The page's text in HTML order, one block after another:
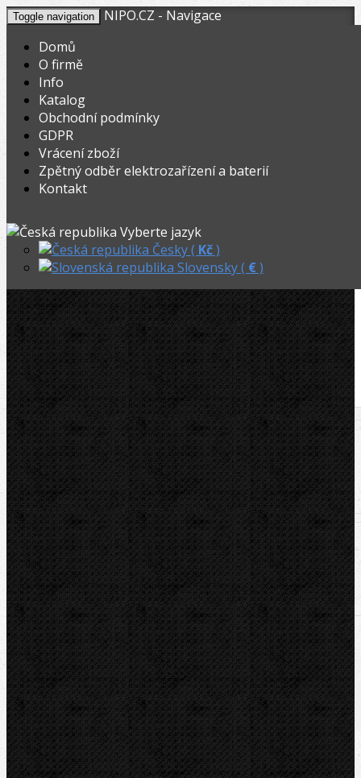
Toggle navigation
NIPO.CZ - Navigace
Domů
O firmě
Info
Katalog
Obchodní podmínky
GDPR
Vrácení zboží
Zpětný odběr elektrozařízení a baterií
Kontakt
Vyberte jazyk
Česky ( Kč)
Slovensky ( €)
V nákupním košíku máte
Celkem: 0,00
Registrovat Přihlásit
NIPO.CZ
Virax páskový hasák 350mm / 450mm
Virax páskový hasák 350mm /
450mm
U nás zaplatíte
1 499,00Kč
U nás zaplatíte s DPH
1 813,79Kč
Dostupnost:
Na dotaz